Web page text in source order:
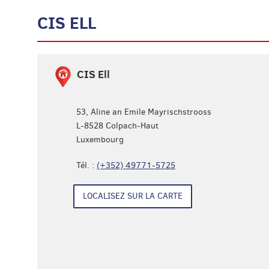
CIS ELL
l'adresse
CIS Ell
53, Aline an Emile Mayrischstrooss
L-8528 Colpach-Haut
Luxembourg
Tél. : (+352) 49771-5725
LOCALISEZ SUR LA CARTE